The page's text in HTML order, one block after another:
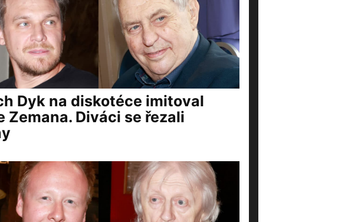
Dyk na diskotéce imitoval
Zemana. Diváci se řezali